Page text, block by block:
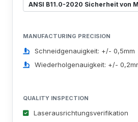
ANSI B11.0-2020 Sicherheit von
MANUFACTURING PRECISION
Schneidgenauigkeit: +/- 0,5mm
Wiederholgenauigkeit: +/-
QUALITY INSPECTION
Laserausrichtungsverifikation